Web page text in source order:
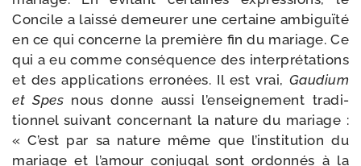
Concile a lais­sé demeu­rer une cer­taine ambi­guï­té
en ce qui concerne la pre­mière fin du mariage. Ce
qui a eu comme consé­quence des inter­pré­ta­tions
et des appli­ca­tions erro­nées. Il est vrai, Gaudium
et Spes nous donne aus­si l’enseignement tra­di­
tion­nel sui­vant concer­nant la nature du mariage :
« C’est par sa nature même que l’institution du
mariage et l’amour conju­gal sont ordon­nés à la